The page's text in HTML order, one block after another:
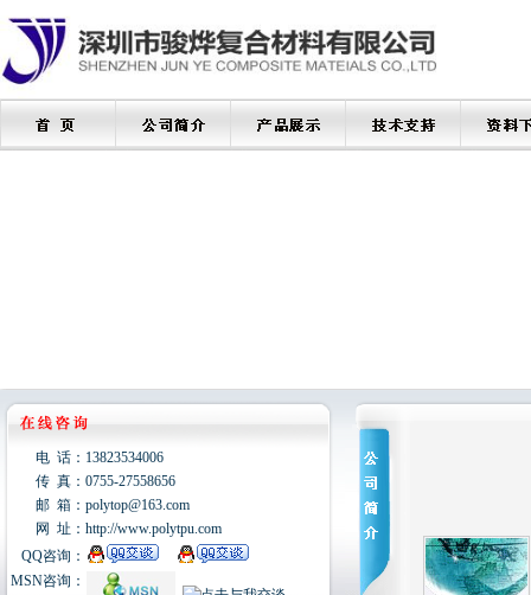
电 话： 13823534006
传 真：0755-27558656
邮 箱：polytop@163.com
网 址：http://www.polytpu.com
QQ咨询：
MSN咨询：